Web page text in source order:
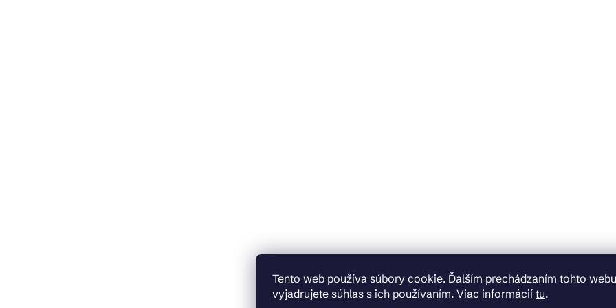
Tento web používa súbory cookie. Ďalším prechádzaním tohto webu
vyjadrujete súhlas s ich používaním. Viac informácií tu.